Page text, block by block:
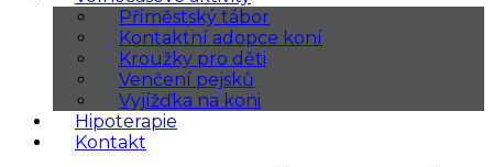
Příměstský tábor
Kontaktní adopce koní
Kroužky pro děti
Venčení pejsků
Vyjížďka na koni
Hipoterapie
Kontakt